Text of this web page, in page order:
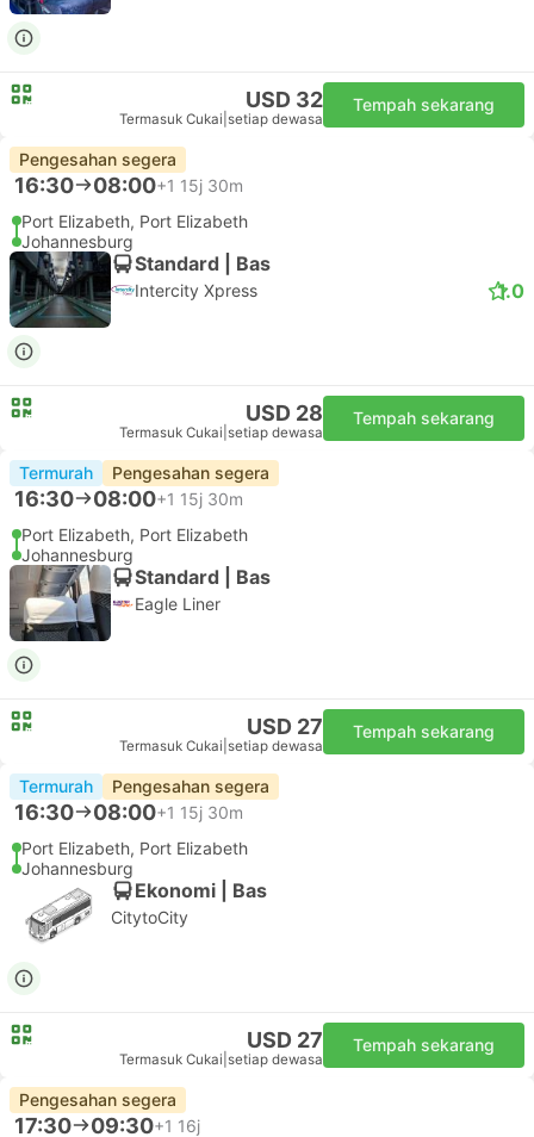
USD 32
Termasuk Cukai setiap dewasa
Tempah sekarang
Pengesahan segera
16:30 08:00+1 15j 30m
Port Elizabeth, Port Elizabeth
Johannesburg
Standard | Bas
Intercity Xpress 1.0
USD 28
Termasuk Cukai setiap dewasa
Tempah sekarang
Termurah Pengesahan segera
16:30 08:00+1 15j 30m
Port Elizabeth, Port Elizabeth
Johannesburg
Standard | Bas
Eagle Liner
USD 27
Termasuk Cukai setiap dewasa
Tempah sekarang
Termurah Pengesahan segera
16:30 08:00+1 15j 30m
Port Elizabeth, Port Elizabeth
Johannesburg
Ekonomi | Bas
CitytoCity
USD 27
Termasuk Cukai setiap dewasa
Tempah sekarang
Pengesahan segera
17:30 09:30+1 16j